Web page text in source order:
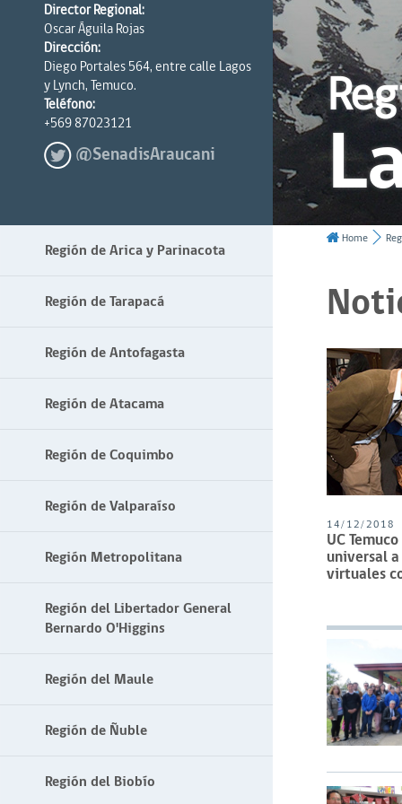
Director Regional:
Oscar Águila Rojas
Dirección:
Diego Portales 564, entre calle Lagos
y Lynch, Temuco.
Teléfono:
+569 87023121
@SenadisAraucani
Región de Arica y Parinacota
Región de Tarapacá
Región de Antofagasta
Región de Atacama
Región de Coquimbo
Región de Valparaíso
Región Metropolitana
Región del Libertador General
Bernardo O'Higgins
Región del Maule
Región de Ñuble
Región del Biobío
Home
14/12/2018
UC
universal
virtuales